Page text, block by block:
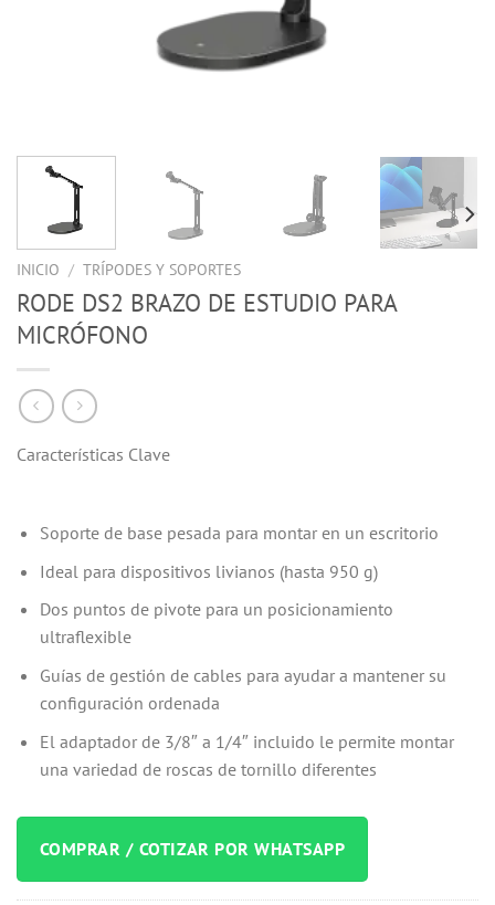
INICIO / TRÍPODES Y SOPORTES
RODE DS2 BRAZO DE ESTUDIO PARA
MICRÓFONO
Características Clave
Soporte de base pesada para montar en un escritorio
Ideal para dispositivos livianos (hasta 950 g)
Dos puntos de pivote para un posicionamiento
ultraflexible
Guías de gestión de cables para ayudar a mantener su
configuración ordenada
El adaptador de 3/8″ a 1/4″ incluido le permite montar
una variedad de roscas de tornillo diferentes
COMPRAR / COTIZAR POR WHATSAPP